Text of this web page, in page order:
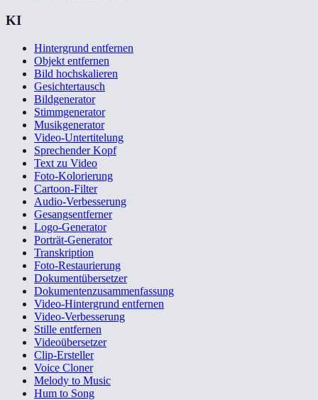
KI
Hintergrund entfernen
Objekt entfernen
Bild hochskalieren
Gesichtertausch
Bildgenerator
Stimmgenerator
Musikgenerator
Video-Untertitelung
Sprechender Kopf
Text zu Video
Foto-Kolorierung
Cartoon-Filter
Audio-Verbesserung
Gesangsentferner
Logo-Generator
Porträt-Generator
Transkription
Foto-Restaurierung
Dokumentübersetzer
Dokumentenzusammenfassung
Video-Hintergrund entfernen
Video-Verbesserung
Stille entfernen
Videoübersetzer
Clip-Ersteller
Voice Cloner
Melody to Music
Hum to Song